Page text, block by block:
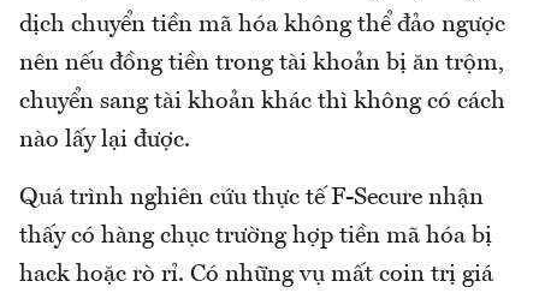
dịch chuyển tiền mã hóa không thể đảo ngược
nên nếu đồng tiền trong tài khoản bị ăn trộm,
chuyển sang tài khoản khác thì không có cách
nào lấy lại được.
Quá trình nghiên cứu thực tế F-Secure nhận
thấy có hàng chục trường hợp tiền mã hóa bị
hack hoặc rò rỉ. Có những vụ mất coin trị giá